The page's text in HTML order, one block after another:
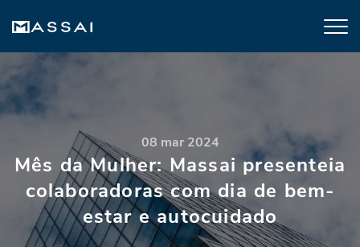
08 mar 2024
Mês da Mulher: Massai presenteia
colaboradoras com dia de bem-
estar e autocuidado